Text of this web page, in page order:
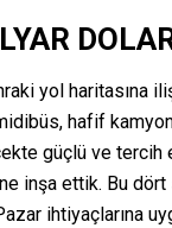
yol
hafif
güçlü ve
inşa ettik. Bu
ihtiyaçlarına